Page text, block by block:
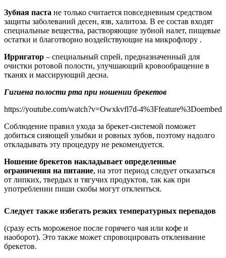
Зубная паста не только считается повседневным средством
защиты заболеваний десен, язв, халитоза. В ее состав входят
специальные вещества, растворяющие зубной налет, пищевые
остатки и благотворно воздействующие на микрофлору .
Ирригатор – специальный спрей, предназначенный для
очистки ротовой полости, улучшающий кровообращение в
тканях и массирующий десна.
Гигиена полости рта при ношении брекетов
https://youtube.com/watch?v=Owxkvfl7d-4%3Ffeature%3Doembed
Соблюдение правил ухода за брекет-системой поможет
добиться сияющей улыбки и ровных зубов, поэтому надолго
откладывать эту процедуру не рекомендуется.
Ношение брекетов накладывает определенные
ограничения на питание, на этот период следует отказаться
от липких, твердых и тягучих продуктов, так как при
употреблении пиши скобы могут отклеиться.
Следует также избегать резких температурных перепадов
(сразу есть мороженое после горячего чая или кофе и
наоборот). Это также может спровоцировать отклеивание
брекетов.